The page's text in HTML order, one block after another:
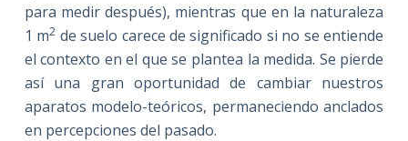
para medir después), mientras que en la naturaleza
1 m2 de suelo carece de significado si no se entiende
el contexto en el que se plantea la medida. Se pierde
así una gran oportunidad de cambiar nuestros
aparatos modelo-teóricos, permaneciendo anclados
en percepciones del pasado.